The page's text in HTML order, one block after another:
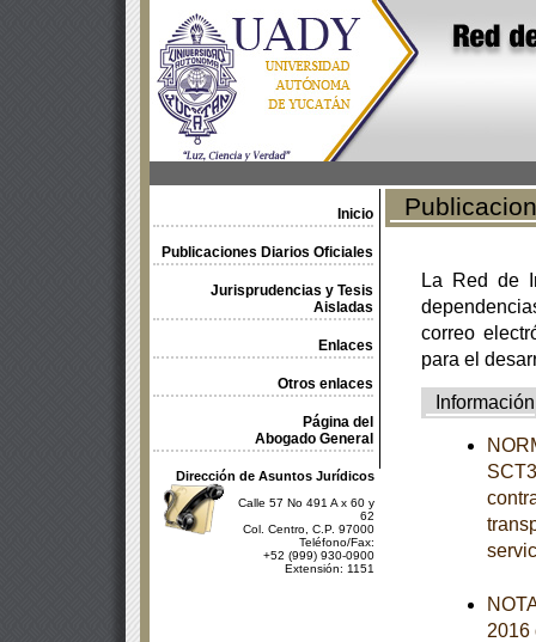
Inicio
Publicaciones Diarios Oficiales
Jurisprudencias y Tesis
Aisladas
Enlaces
Otros enlaces
Página del
Abogado General
Dirección de Asuntos Jurídicos
Calle 57 No 491 A x 60 y
62
Col. Centro, C.P. 97000
Teléfono/Fax:
+52 (999) 930-0900
Extensión: 1151
La Red de
correo
para el
Información
2016